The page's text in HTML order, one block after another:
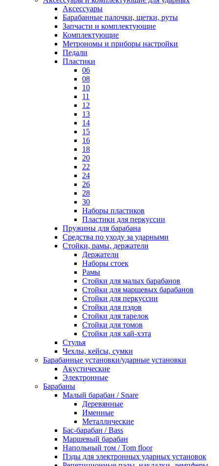
Аксессуары
Барабанные палочки, щетки, руты
Запчасти и комплектующие
Комплектующие
Метрономы и приборы настройки
Педали
Пластики
06
08
10
11
12
13
14
15
16
18
20
22
24
26
28
30
Наборы пластиков
Пластики для перкуссии
Пружины для барабана
Средства по уходу за ударными
Стойки, рамы, держатели
Держатели
Наборы стоек
Рамы
Стойки для малых барабанов
Стойки для маршевых барабанов
Стойки для перкуссии
Стойки для пэдов
Стойки для тарелок
Стойки для томов
Стойки для хай-хэта
Стулья
Чехлы, кейсы, сумки
Барабанные установки/ударные установки
Акустические
Электронные
Барабаны
Mалый барабан / Snare
Деревянные
Именные
Металлические
Бас-барабан / Bass
Маршевый барабан
Напольный том / Tom floor
Пэды для электронных ударных установок